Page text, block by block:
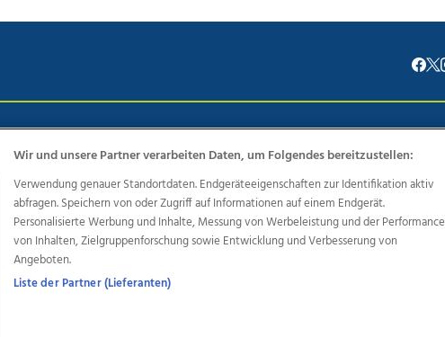
Wimmer
OÖN Immobilien OÖN Karriere OÖN Reise
Promenaden Galerien
wirtrauern.at
Wir und unsere Partner verarbeiten Daten, um Folgendes bereitzustellen:
Verwendung genauer Standortdaten. Endgeräteeigenschaften zur Identifikation aktiv
abfragen. Speichern von oder Zugriff auf Informationen auf einem Endgerät.
Personalisierte Werbung und Inhalte, Messung von Werbeleistung und der Performance
von Inhalten, Zielgruppenforschung sowie Entwicklung und Verbesserung von
Angeboten.
Liste der Partner (Lieferanten)